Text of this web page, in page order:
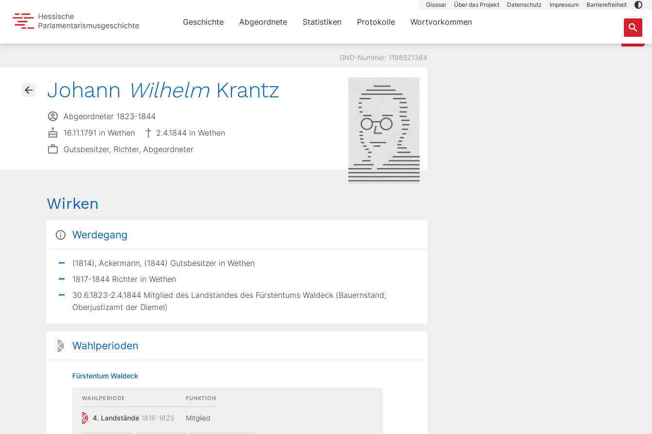
Glossar Über das Projekt Datenschutz Impressum Barrierefreiheit
Geschichte Abgeordnete Statistiken Protokolle Wortvorkommen
GND-Nummer: 1198521384
Johann WilhelmKrantz
Abgeordneter 1823-1844
16.11.1791 in Wethen
2.4.1844 in Wethen
Gutsbesitzer, Richter, Abgeordneter
Wirken
Werdegang
(1814), Ackermann, (1844) Gutsbesitzer in Wethen
1817-1844 Richter in Wethen
30.6.1823-2.4.1844 Mitglied des Landstandes des Fürstentums Waldeck (Bauernstand;
Oberjustizamt der Diemel)
Wahlperioden
Fürstentum Waldeck
WAHLPERIODE
4. Landstände 1816-1825
FUNKTION
Mitglied